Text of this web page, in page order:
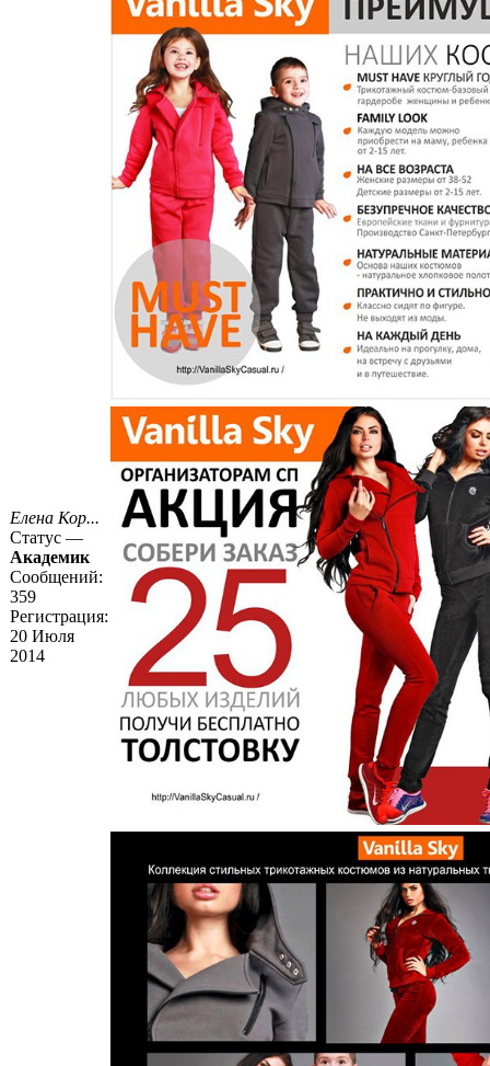
Елена Кор...
Статус —
Академик
Сообщений:
359
Регистрация:
20 Июля
2014